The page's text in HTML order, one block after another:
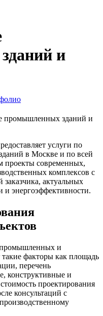
и
промышленных зданий и
услуги по
в Москве и по всей
проекты современных,
комплексов с
актуальных
энергоэффективности.
промышленных и
факторы как площадь
перечень
конструктивные и
проектирования
консультаций с